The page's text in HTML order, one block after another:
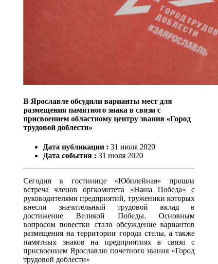
В Ярославле обсудили варианты мест для
размещения памятного знака в связи с
присвоением областному центру звания «Город
трудовой доблести»
Дата публикации : 31 июля 2020
Дата события : 31 июля 2020
Сегодня в гостинице «Юбилейная» прошла
встреча членов оргкомитета «Наша Победа» с
руководителями предприятий, труженики которых
внесли значительный трудовой вклад в
достижение Великой Победы. Основным
вопросом повестки стало обсуждение вариантов
размещения на территории города стелы, а также
памятных знаков на предприятиях в связи с
присвоением Ярославлю почетного звания «Город
трудовой доблести»